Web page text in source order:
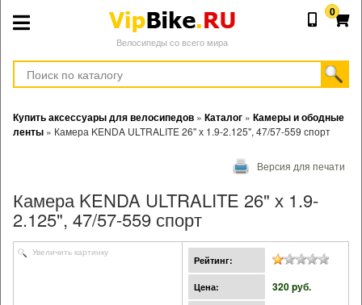
Велосипеды со всего мира
0
Купить аксессуары для велосипедов » Каталог » Камеры и ободные
ленты » Камера KENDA ULTRALITE 26" х 1.9-2.125", 47/57-559 спорт
Версия для печати
Камера KENDA ULTRALITE 26" х 1.9-
2.125", 47/57-559 спорт
Увеличить картинку
Рейтинг:
Цена: 320 pуб.